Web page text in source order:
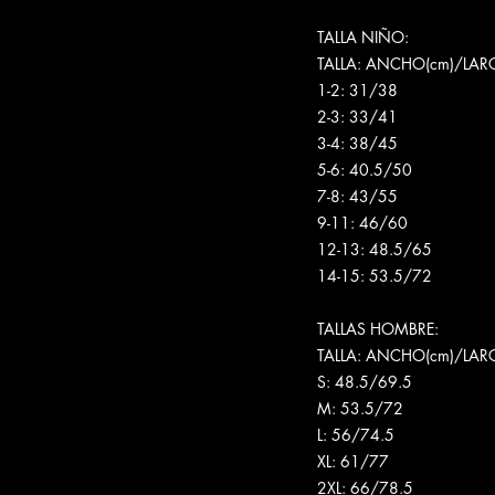
TALLA NIÑO:
TALLA: ANCHO(cm)/
1-2: 31/38
2-3: 33/41
3-4: 38/45
5-6: 40.5/50
7-8: 43/55
9-11: 46/60
12-13: 48.5/65
14-15: 53.5/72
TALLAS HOMBRE:
TALLA: ANCHO(cm)/
S: 48.5/69.5
M: 53.5/72
L: 56/74.5
XL: 61/77
2XL: 66/78.5